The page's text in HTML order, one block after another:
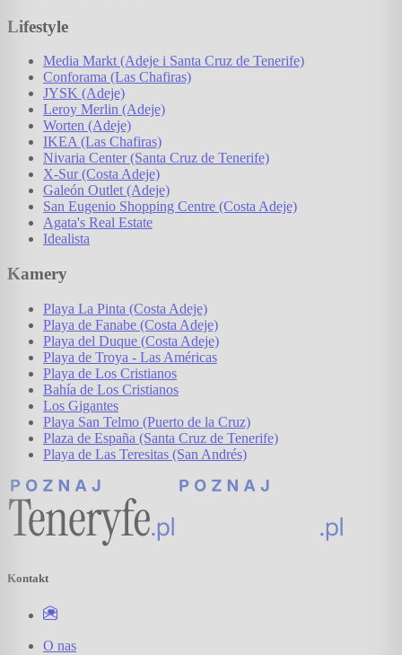
Lifestyle
Media Markt (Adeje i Santa Cruz de Tenerife)
Conforama (Las Chafiras)
JYSK (Adeje)
Leroy Merlin (Adeje)
Worten (Adeje)
IKEA (Las Chafiras)
Nivaria Center (Santa Cruz de Tenerife)
X-Sur (Costa Adeje)
Galeón Outlet (Adeje)
San Eugenio Shopping Centre (Costa Adeje)
Agata's Real Estate
Idealista
Kamery
Playa La Pinta (Costa Adeje)
Playa de Fanabe (Costa Adeje)
Playa del Duque (Costa Adeje)
Playa de Troya - Las Américas
Playa de Los Cristianos
Bahía de Los Cristianos
Los Gigantes
Playa San Telmo (Puerto de la Cruz)
Plaza de España (Santa Cruz de Tenerife)
Playa de Las Teresitas (San Andrés)
Kontakt
O nas